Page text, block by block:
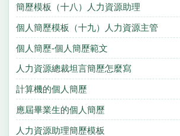
簡歷模板（十八）人力資源助理
個人簡歷模板（十九）人力資源主管
個人簡歷-個人簡歷範文
人力資源總裁坦言簡歷怎麼寫
計算機的個人簡歷
應屆畢業生的個人簡歷
人力資源助理簡歷模板